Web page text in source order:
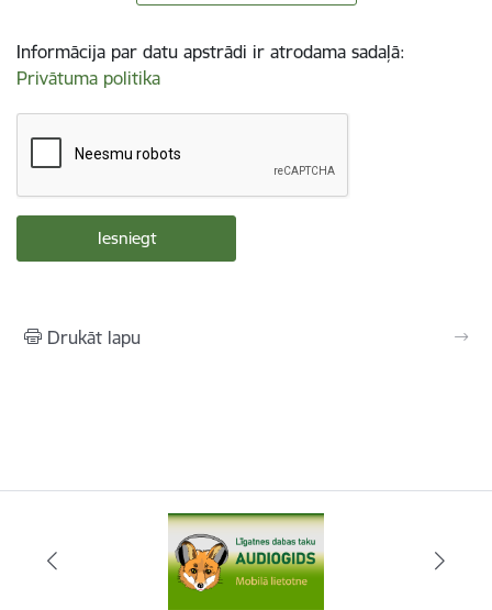
Informācija par datu apstrādi ir atrodama sadaļā:
Privātuma politika
Drukāt lapu